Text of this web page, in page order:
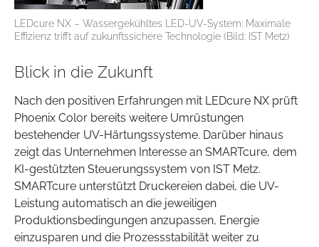
LEDcure NX – Wassergekühltes LED-UV-System: Maximale
Effizienz trifft auf zukunftssichere Technologie (Bild: IST Metz)
Blick in die Zukunft
Nach den positiven Erfahrungen mit LEDcure NX prüft
Phoenix Color bereits weitere Umrüstungen
bestehender UV-Härtungssysteme. Darüber hinaus
zeigt das Unternehmen Interesse an SMARTcure, dem
KI-gestützten Steuerungssystem von IST Metz.
SMARTcure unterstützt Druckereien dabei, die UV-
Leistung automatisch an die jeweiligen
Produktionsbedingungen anzupassen, Energie
einzusparen und die Prozessstabilität weiter zu